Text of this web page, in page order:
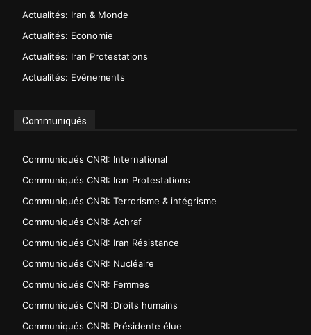
Actualités: Iran & Monde
Actualités: Economie
Actualités: Iran Protestations
Actualités: Evénements
Communiqués
Communiqués CNRI: International
Communiqués CNRI: Iran Protestations
Communiqués CNRI: Terrorisme & intégrisme
Communiqués CNRI: Achraf
Communiqués CNRI: Iran Résistance
Communiqués CNRI: Nucléaire
Communiqués CNRI: Femmes
Communiqués CNRI :Droits humains
Communiqués CNRI: Présidente élue